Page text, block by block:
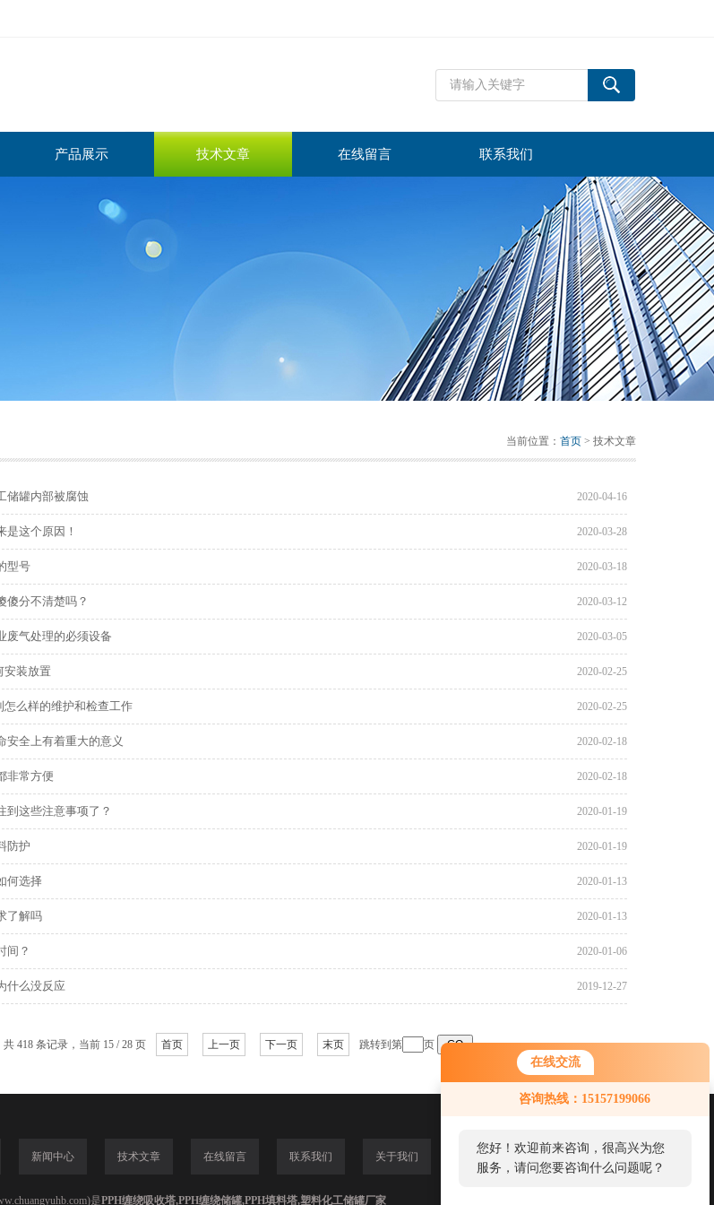
在线交流
咨询热线：15157199066
您好！欢迎前来咨询，很高兴为您
服务，请问您要咨询什么问题呢？
产品展示 技术文章 在线留言 联系我们
当前位置： 首页 > 技术文章
储罐内部被腐蚀 2020-04-16
是这个原因！ 2020-03-28
型号 2020-03-18
傻分不清楚吗？ 2020-03-12
废气处理的必须设备 2020-03-05
安装放置 2020-02-25
怎么样的维护和检查工作 2020-02-25
安全上有着重大的意义 2020-02-18
非常方便 2020-02-18
到这些注意事项了？ 2020-01-19
防护 2020-01-19
何选择 2020-01-13
了解吗 2020-01-13
间？ 2020-01-06
什么没反应 2019-12-27
共 418 条记录，当前 15 / 28 页 首页 上一页 下一页 末页 跳转到第 页
新闻中心 技术文章 在线留言 联系我们 关于我们
是PPH缠绕吸收塔,PPH缠绕储罐,PPH填料塔,塑料化工储罐厂家